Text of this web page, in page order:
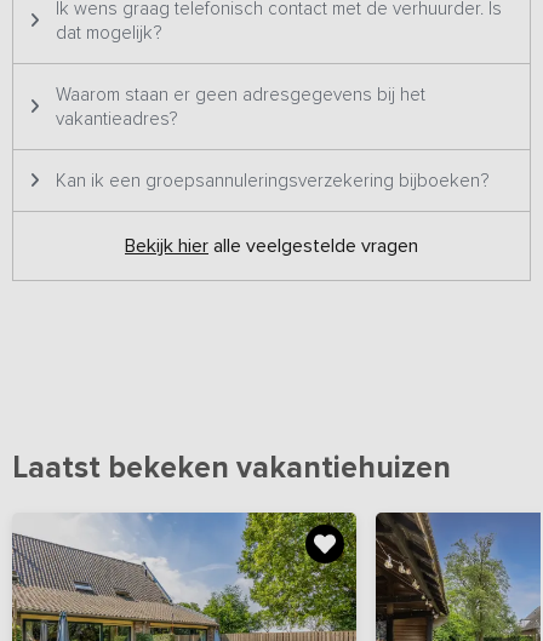
Ik wens graag telefonisch contact met de verhuurder. Is
dat mogelijk?
Waarom staan er geen adresgegevens bij het
vakantieadres?
Kan ik een groepsannuleringsverzekering bijboeken?
Bekijk hier alle veelgestelde vragen
Laatst bekeken vakantiehuizen